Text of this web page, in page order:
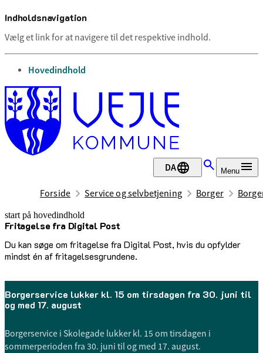
Indholdsnavigation
Vælg et link for at navigere til det respektive indhold.
gå til
Hovedindhold
DA Menu
Forside Service og selvbetjening Borger
start på hovedindhold
Fritagelse fra Digital Post
Du kan søge om fritagelse fra Digital Post, hvis du opfylder
mindst én af fritagelsesgrundene.
senest opdateret 15. juni 2026
Borgerservice lukker kl. 15 om tirsdagen fra 30. juni til
og med 17. august
Borgerservice i Skolegade lukker kl. 15 om tirsdagen i
sommerperioden fra 30. juni til og med 17. august.